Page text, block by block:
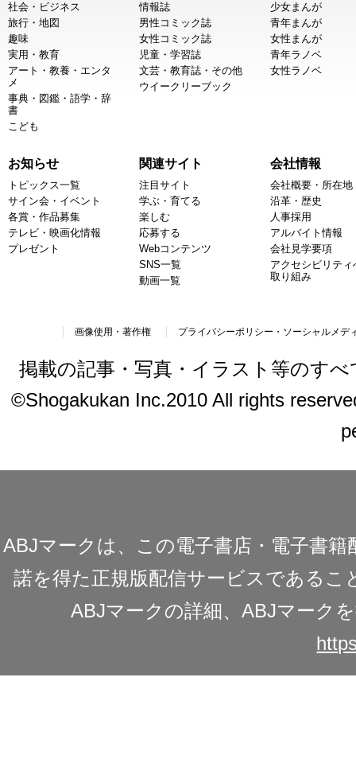
社会・ビジネス
旅行・地図
趣味
実用・教育
アート・教養・エンタ
メ
事典・図鑑・語学・辞
書
こども
情報誌
男性コミック誌
女性コミック誌
児童・学習誌
文芸・教育誌・その他
ウイークリーブック
少女まんが
青年まんが
女性まんが
青年ラノベ
女性ラノベ
お知らせ
トピックス一覧
サイン会・イベント
各賞・作品募集
テレビ・映画化情報
プレゼント
関連サイト
注目サイト
学ぶ・育てる
楽しむ
応募する
Webコンテンツ
SNS一覧
動画一覧
会社情報
会社概要・所在地
沿革・歴史
人事採用
アルバイト情報
会社見学要項
アクセシビリティ
取り組み
画像使用・著作権 プライバシーポリシー・ソーシャルメデ
掲載の記事・写真・イラスト等のす
©Shogakukan Inc.2010 All rights
ABJマークは、この電子書店・電子書
諾を得た正規版配信サービスであるこ
ABJマークの詳細、ABJマーク